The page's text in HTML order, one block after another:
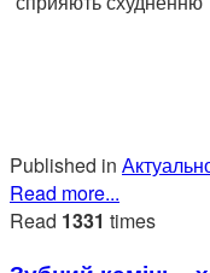
Published in
Read more...
Read 1331 times